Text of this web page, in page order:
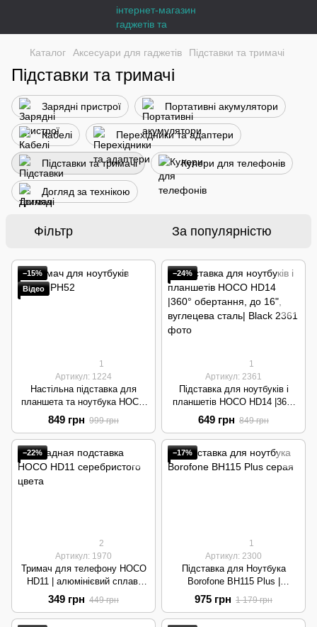
Каталог Аксесуари для гаджетів Підставки та тримачі
Підставки та тримачі
Зарядні пристрої Портативні акумулятори
Кабелі Перехідники та адаптери
Підставки та тримачі Кулери для телефонів
Догляд за технікою
Фільтр За популярністю
−15%
Відео
1
Артикул: 1224
Настільна підставка для
планшета та ноутбука HOCO
PH52 | Metal, 7-12.9" | Grey
849 грн 999 грн
−24%
1
Артикул: 2361
Підставка для ноутбуків і
планшетів HOCO HD14 |360°
обертання, до 16", вуглецева
сталь| Black
649 грн 849 грн
−22%
2
Артикул: 1970
Тримач для телефону HOCO
HD11 | алюмінієвий сплав,
для 4,3-7" | Silver
349 грн 449 грн
−17%
1
Артикул: 2300
Підставка для Ноутбука
Borofone BH115 Plus |
Алюмінієвий сплав + силікон,
до 15.6"| Grey
975 грн 1 179 грн